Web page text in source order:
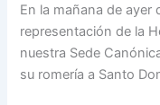
En la mañana de ayer
representación de la
nuestra Sede
su romería a Santo